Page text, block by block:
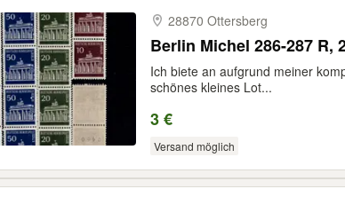
28870 Ottersberg
Berlin Michel 286-287 R,
Ich biete an aufgrund meiner
schönes kleines Lot...
3 €
Versand möglich